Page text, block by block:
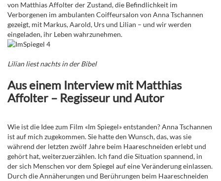
von Matthias Affolter der Zustand, die Befindlichkeit im
Verborgenen im ambulanten Coiffeursalon von Anna Tschannen
gezeigt, mit Markus, Aarold, Urs und Lilian – und wir werden
eingeladen, ihr Leben wahrzunehmen.
Lilian liest nachts in der Bibel
Aus einem Interview mit Matthias
Affolter – Regisseur und Autor
Wie ist die Idee zum Film «Im Spiegel» entstanden? Anna Tschannen
ist auf mich zugekommen. Sie hatte den Wunsch, das, was sie
während der letzten zwölf Jahre beim Haareschneiden erlebt und
gehört hat, weiterzuerzählen. Ich fand die Situation spannend, in
der sich Menschen vor dem Spiegel auf eine Veränderung einlassen.
Durch die Annäherungen und Berührungen beim Haareschneiden